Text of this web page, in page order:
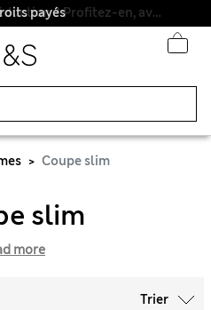
payés
Coupe slim
slim
more
Trier